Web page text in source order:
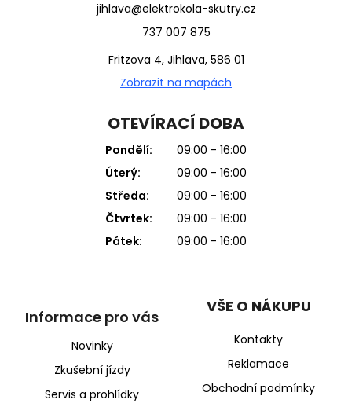
jihlava@elektrokola-skutry.cz
737 007 875
Fritzova 4, Jihlava, 586 01
Zobrazit na mapách
OTEVÍRACÍ DOBA
Pondělí:
09:00 - 16:00
Úterý:
09:00 - 16:00
Středa:
09:00 - 16:00
Čtvrtek:
09:00 - 16:00
Pátek:
09:00 - 16:00
Informace pro vás
Novinky
Zkušební jízdy
Servis a prohlídky
VŠE O NÁKUPU
Kontakty
Reklamace
Obchodní podmínky